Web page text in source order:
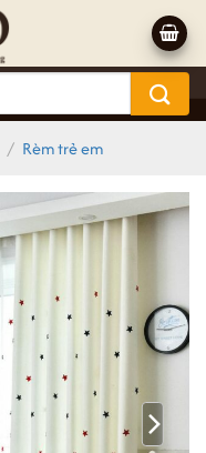
/ Rèm trẻ em